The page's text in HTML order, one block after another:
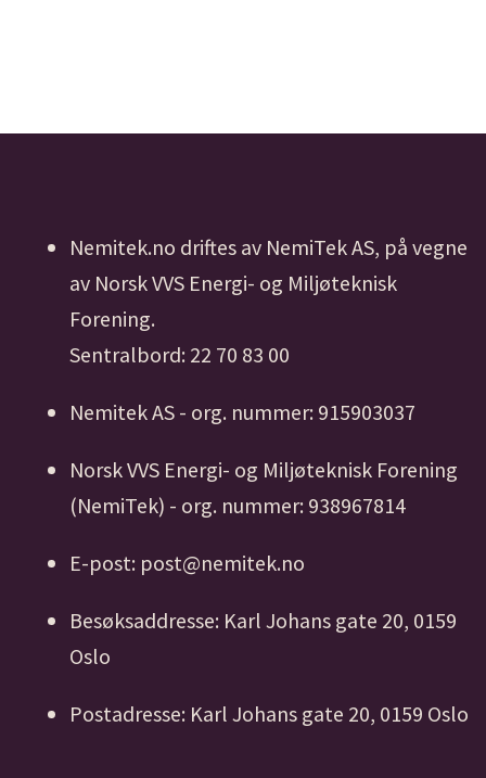
Nemitek.no driftes av NemiTek AS, på vegne
av Norsk VVS Energi- og Miljøteknisk
Forening.
Sentralbord: 22 70 83 00
Nemitek AS - org. nummer: 915903037
Norsk VVS Energi- og Miljøteknisk Forening
(NemiTek) - org. nummer: 938967814
E-post: post@nemitek.no
Besøksaddresse: Karl Johans gate 20, 0159
Oslo
Postadresse: Karl Johans gate 20, 0159 Oslo